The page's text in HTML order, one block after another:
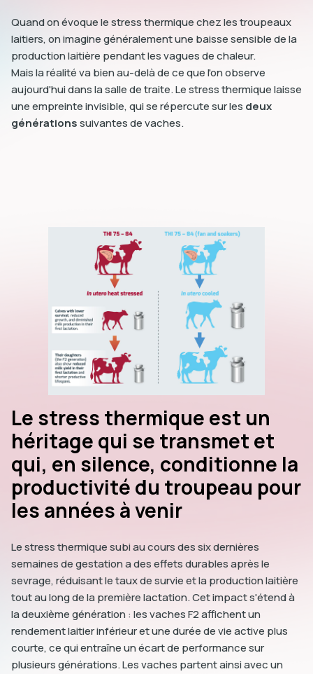
Quand on évoque le stress thermique chez les troupeaux
laitiers, on imagine généralement une baisse sensible de la
production laitière pendant les vagues de chaleur.
Mais la réalité va bien au-delà de ce que l'on observe
aujourd'hui dans la salle de traite. Le stress thermique laisse
une empreinte invisible, qui se répercute sur les deux
générationssuivantes de vaches.
Le stress thermique est un
héritage qui se transmet et
qui, en silence, conditionne la
productivité du troupeau pour
les années à venir
Le stress thermique subi au cours des six dernières
semaines de gestation a des effets durables après le
sevrage, réduisant le taux de survie et la production laitière
tout au long de la première lactation. Cet impact s'étend à
la deuxième génération : les vaches F2 affichent un
rendement laitier inférieur et une durée de vie active plus
courte, ce qui entraîne un écart de performance sur
plusieurs générations. Les vaches partent ainsi avec un